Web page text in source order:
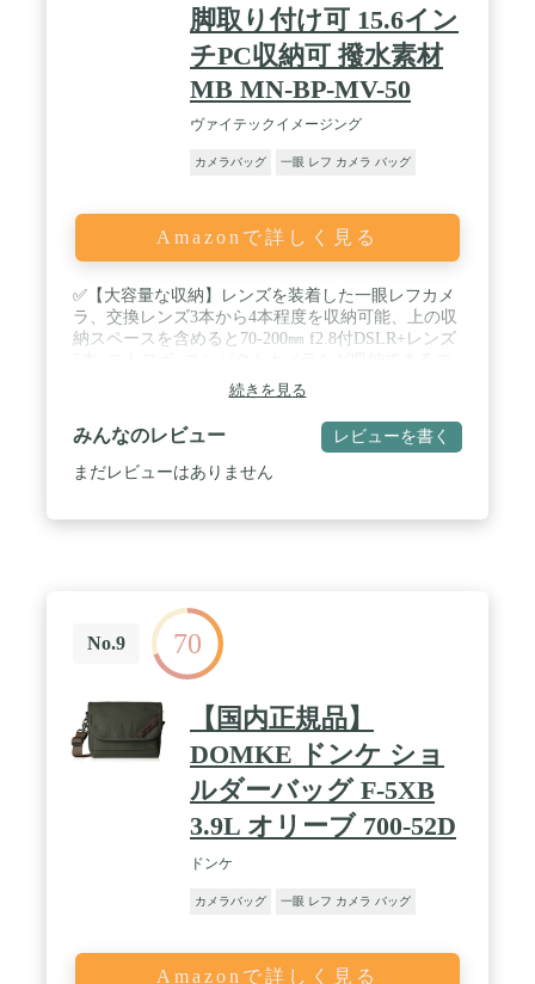
脚取り付け可 15.6イン
チPC収納可 撥水素材
MB MN-BP-MV-50
ヴァイテックイメージング
カメラバッグ 一眼 レフ カメラ バッグ
Amazonで詳しく見る
✅【大容量な収納】レンズを装着した一眼レフカメ
ラ、交換レンズ3本から4本程度を収納可能、上の収
納スペースを含めると70-200㎜ f2.8付DSLR+レンズ
で、大容量な収納スペースが必要とされるフォトグ
ラファーにおススメです！ ✅【移動に適したカメラ
バッグ】背面からも、上もアクセスできるカメラ収
納ケース。カメラバッグ以外にも仕事や街歩きなど
趣味を兼ね備えたバッグとして多目的に活用するこ
ーを手軽に取り出すことが出来ます。 / ✅【スタイ
リッシュ】デザインはシンプルで傷つきにくい、衝
撃にも強い素材を使用しているため、多機能なコス
トパフォーマンスに優れているリュックです。あな
たの大切なカメラ、アクセサリーを保護してくれま
す。 ✅【背面ベルト】背中側にもベルトがついてい
るので、スーツケース等に取り付け可能で旅行の際
に大変便利です。 / ✅【多機能リュック】PCスペー
スやアクセサリー収納に便利なポケットありで、中
は自由に区切ることのできる仕切り付きになってい
ます。視認性もいいメッシュのカバーもついている
ので目的や用途に合わせて使用できます。サイドに
はペットボトルなどが収納可能なポケット有。
✅【レインカバー付き】付属品として撥水素材のレ
幅32cmx奥行20cm/内寸:高さ49cmx横幅30cmx奥行
続きを見る
みんなのレビュー レビューを書く
まだレビューはありません
No.9 70
【国内正規品】
DOMKE ドンケ ショ
ルダーバッグ F-5XB
3.9L オリーブ 700-52D
ドンケ
カメラバッグ 一眼 レフ カメラ バッグ
Amazonで詳しく見る